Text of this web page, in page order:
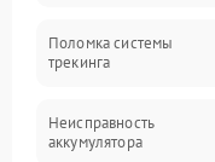
Механические
Поломка системы
трекинга
Неисправность
аккумулятора